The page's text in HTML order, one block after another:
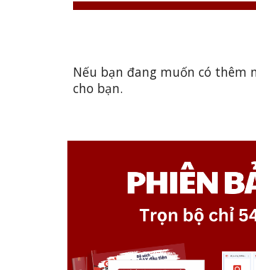
Nếu bạn đang muốn có
cho bạn.